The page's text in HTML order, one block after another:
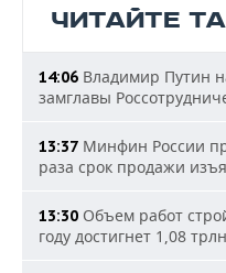
ЧИТАЙТЕ
14:06 Владимир Путин
замглавы
13:37 Минфин России
раза срок продажи
13:30 Объем работ
году достигнет 1,08